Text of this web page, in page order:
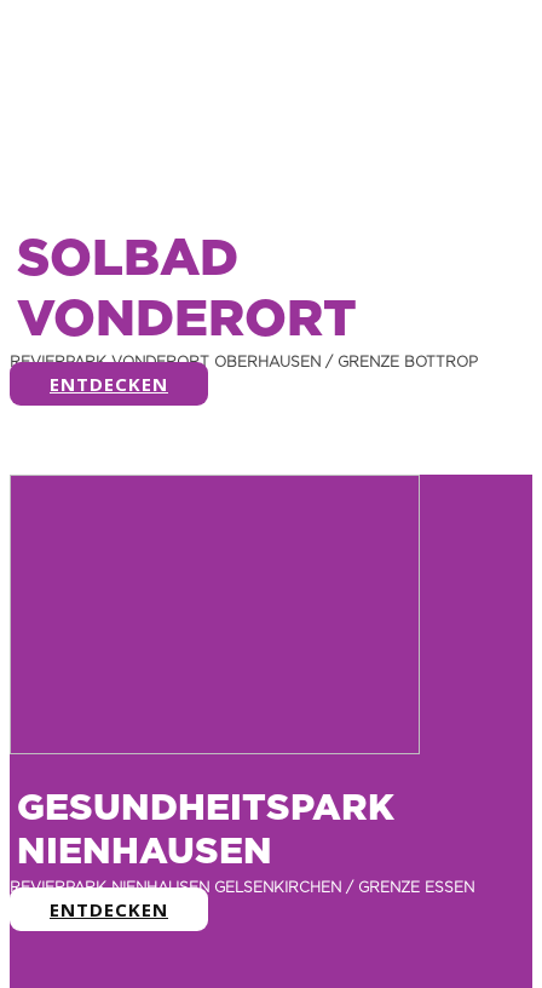
SOLBAD
VONDERORT
REVIERPARK VONDERORT OBERHAUSEN / GRENZE BOTTROP
ENTDECKEN
GESUNDHEITSPARK
NIENHAUSEN
REVIERPARK NIENHAUSEN GELSENKIRCHEN / GRENZE ESSEN
ENTDECKEN